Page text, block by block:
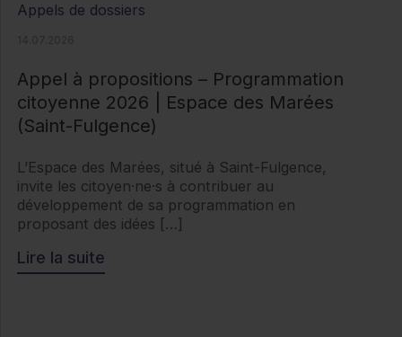
Appels de dossiers
Appel à propositions – Programmation
citoyenne 2026 | Espace des Marées
(Saint-Fulgence)
L’Espace des Marées, situé à Saint-Fulgence,
invite les citoyen·ne·s à contribuer au
développement de sa programmation en
proposant des idées […]
Lire la suite